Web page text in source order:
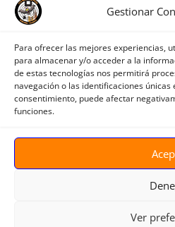
Gestionar
Para ofrecer las mejores experiencias,
para almacenar y/o acceder a la
de estas tecnologías nos permitirá
navegación o las identificaciones
consentimiento, puede afectar
funciones.
Ver